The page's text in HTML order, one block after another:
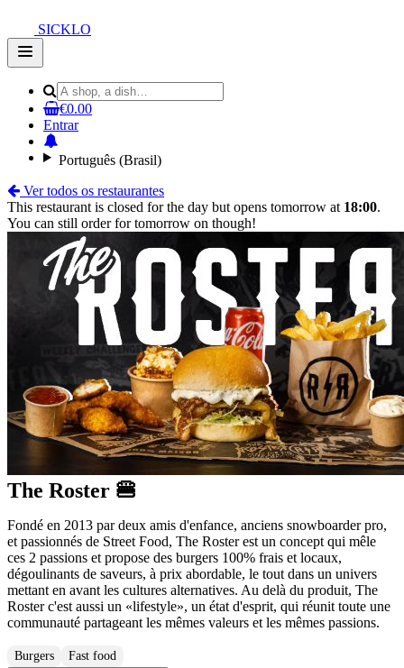
SICKLO
Open
main
€0.00
Entrar
Português (Brasil)
Ver todos os restaurantes
This restaurant is closed for the day but opens tomorrow at 18:00.
You can still order for tomorrow on though!
The Roster 🍔
Fondé en 2013 par deux amis d'enfance, anciens snowboarder pro,
et passionnés de Street Food, The Roster est un concept qui mêle
ces 2 passions et propose des burgers 100% frais et locaux,
dégoulinants de saveurs, à prix abordable, le tout dans un univers
mettant en avant les cultures alternatives. Au delà du produit, The
Roster c'est aussi un «lifestyle», un état d'esprit, qui réunit toute une
communauté partageant les mêmes valeurs et les mêmes passions.
Burgers
Fast food